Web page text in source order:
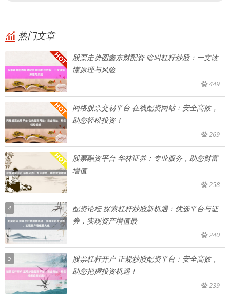
热门文章
股票走势图鑫东财配资 啥叫杠杆炒股：一文读
懂原理与风险
449
网络股票交易平台 在线配资网站：安全高效，
助您轻松投资！
269
股票融资平台 华林证券：专业服务，助您财富
增值
258
4
配资论坛 探索杠杆炒股新机遇：优选平台与证
券，实现资产增值最
240
5
股票杠杆开户 正规炒股配资平台：安全高效，
助您把握投资机遇！
239